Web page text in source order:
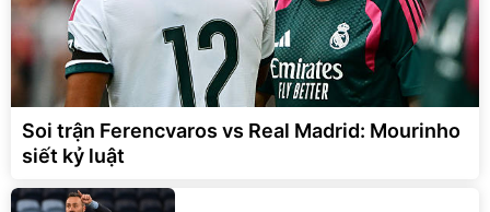
Soi trận Ferencvaros vs Real Madrid: Mourinho
siết kỷ luật